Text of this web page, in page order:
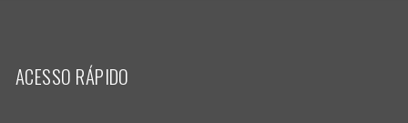
ACESSO RÁPIDO